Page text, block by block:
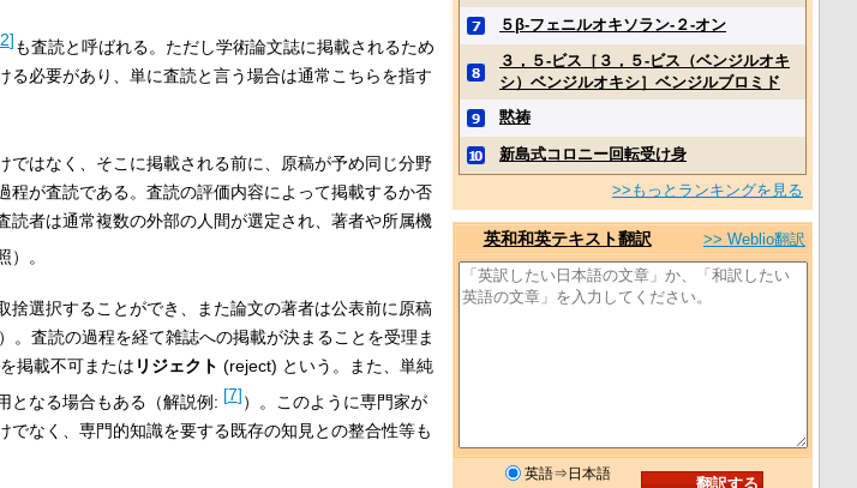
2]も査読と呼ばれる。ただし学術論文誌に掲載されるため
必要があり、単に査読と言う場合は通常こちらを指す
はなく、そこに掲載される前に、原稿が予め同じ分野
が査読である。査読の評価内容によって掲載するか否
者は通常複数の外部の人間が選定され、著者や所属機
）。
捨選択することができ、また論文の著者は公表前に原稿
。査読の過程を経て雑誌への掲載が決まることを受理ま
掲載不可または リジェクト (reject) という。また、単純
となる場合もある（解説例: [7]）。このように専門家が
でなく、専門的知識を要する既存の知見との整合性等も
５β‐フェニルオキソラン‐２‐オン
３，５‐ビス［３，５‐ビス（ベンジルオキ
シ）ベンジルオキシ］ベンジルブロミド
黙祷
新島式コロニー回転受け身
>>もっとランキングを見る
英和和英テキスト翻訳 >> Weblio翻訳
英語⇒日本語